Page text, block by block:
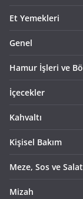
Et Yemekleri
Genel
Hamur İşleri ve
İçecekler
Kahvaltı
Kişisel Bakım
Meze, Sos ve
Mizah